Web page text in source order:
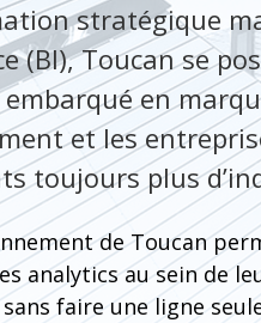
stratégique
(BI), Toucan se
embarqué en
et les
toujours plus
de Toucan
analytics au sein de
faire une ligne